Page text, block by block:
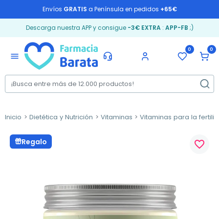
Envíos GRATIS a Península en pedidos +65€
Descarga nuestra APP y consigue -3€ EXTRA: APP-FB ;)
menu
0 0
Inicio Dietética y Nutrición Vitaminas Vitaminas para la
Regalo favorite_border